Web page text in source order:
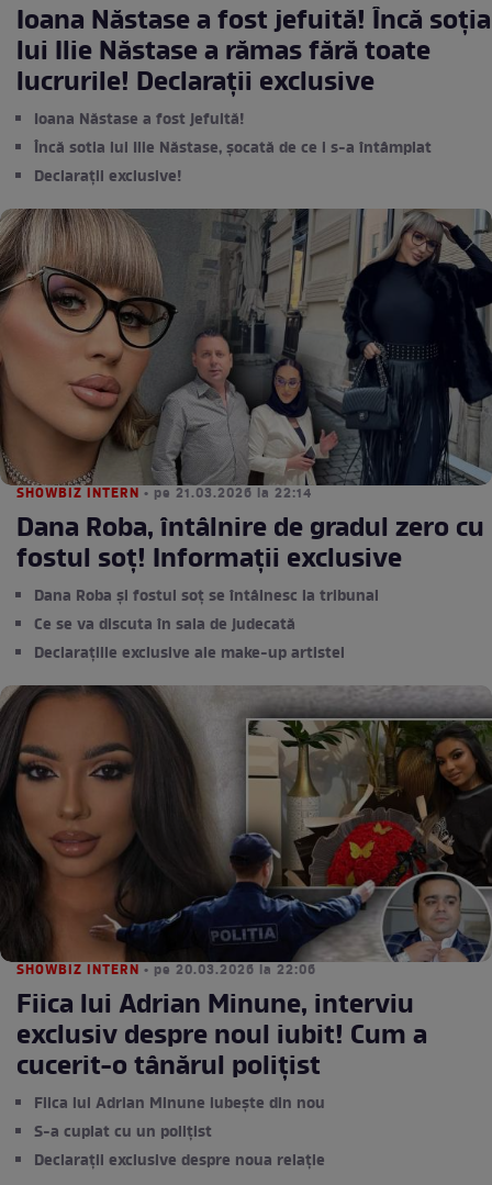
Ioana Năstase a fost jefuită! Încă soția
lui Ilie Năstase a rămas fără toate
lucrurile! Declaraţii exclusive
Ioana Năstase a fost jefuită!
Încă sotia lui Ilie Năstase, șocată de ce i s-a întâmplat
Declarații exclusive!
SHOWBIZ INTERN • pe 21.03.2026 la 22:14
Dana Roba, întâlnire de gradul zero cu
fostul soț! Informaţii exclusive
Dana Roba și fostul soț se întâlnesc la tribunal
Ce se va discuta în sala de judecată
Declarațiile exclusive ale make-up artistei
SHOWBIZ INTERN • pe 20.03.2026 la 22:06
Fiica lui Adrian Minune, interviu
exclusiv despre noul iubit! Cum a
cucerit-o tânărul polițist
Fiica lui Adrian Minune iubește din nou
S-a cuplat cu un polițist
Declarații exclusive despre noua relație